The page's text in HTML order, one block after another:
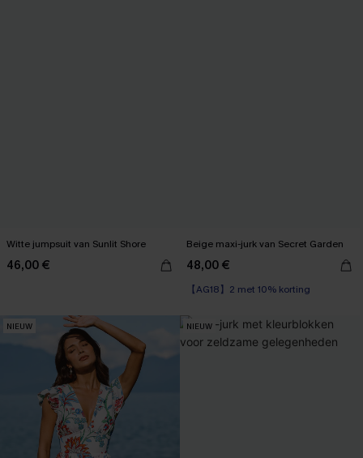
Witte jumpsuit van Sunlit Shore
46,00 €
Beige maxi-jurk van Secret Garden
48,00 €
【AG18】2 met 10% korting
NIEUW NIEUW